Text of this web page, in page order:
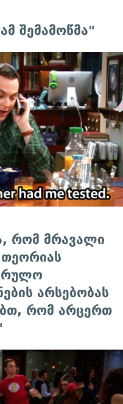
შემამოწმა"
რომ მრავალი
თეორიას
არსებობას
რომ არცერთ